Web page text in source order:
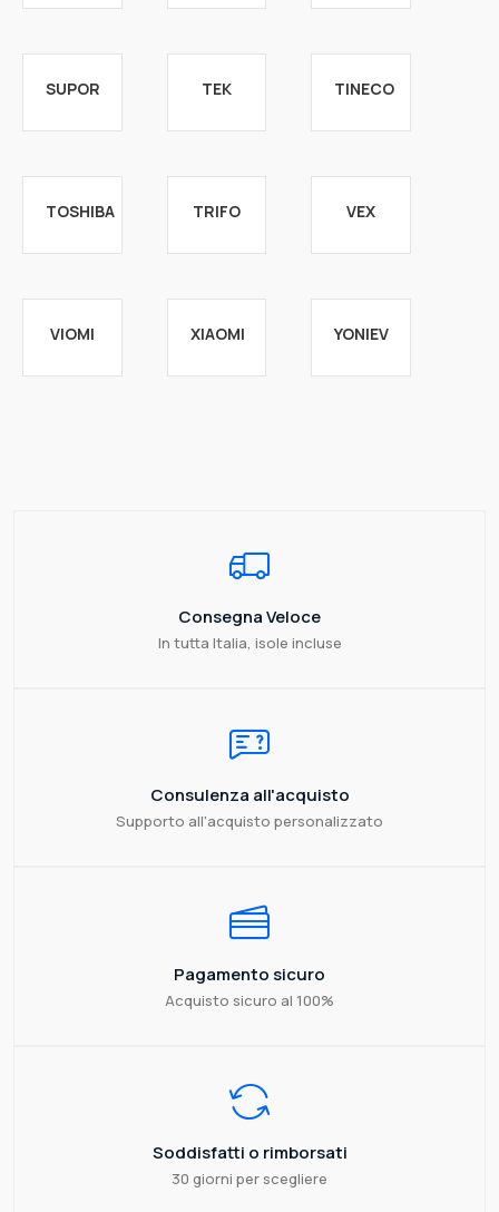
SUPOR TEK TINECO
TOSHIBA TRIFO VEX
VIOMI XIAOMI YONIEV
Consegna Veloce
In tutta Italia, isole incluse
Consulenza all'acquisto
Supporto all'acquisto personalizzato
Pagamento sicuro
Acquisto sicuro al 100%
Soddisfatti o rimborsati
30 giorni per scegliere